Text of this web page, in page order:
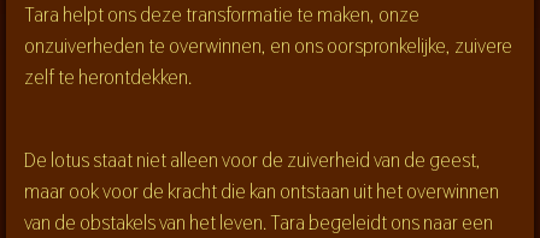
Tara helpt ons deze transformatie te maken, onze
onzuiverheden te overwinnen, en ons oorspronkelijke, zuivere
zelf te herontdekken.
De lotus staat niet alleen voor de zuiverheid van de geest,
maar ook voor de kracht die kan ontstaan uit het overwinnen
van de obstakels van het leven. Tara begeleidt ons naar een